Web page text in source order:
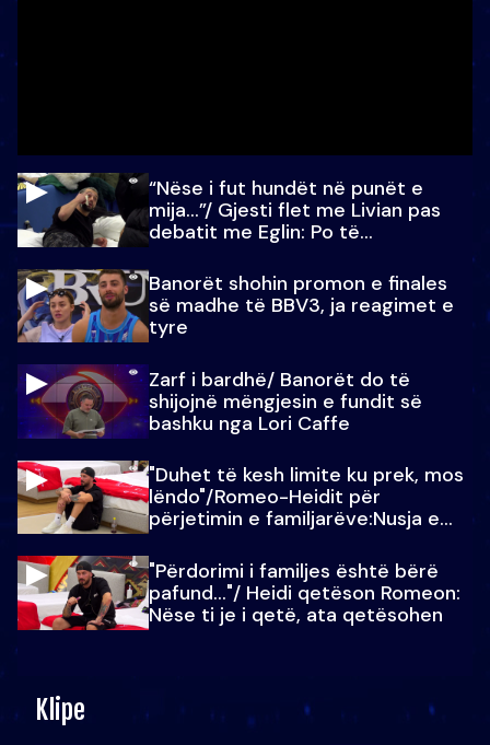
“Nëse i fut hundët në punët e
mija…”/ Gjesti flet me Livian pas
debatit me Eglin: Po të
Banorët shohin promon e finales
së madhe të BBV3, ja reagimet e
tyre
Zarf i bardhë/ Banorët do të
shijojnë mëngjesin e fundit së
bashku nga Lori Caffe
"Duhet të kesh limite ku prek, mos
lëndo"/Romeo-Heidit për
përjetimin e familjarëve:Nusja e
"Përdorimi i familjes është bërë
pafund…"/ Heidi qetëson Romeon:
Nëse ti je i qetë, ata qetësohen
Klipe